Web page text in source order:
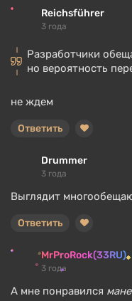
Reichsführer
3 года
Разработчики
но вероятность
не ждем
Ответить
Drummer
3 года
Выглядит
Ответить
MrProRock(33RU)
3 года
А мне понравился